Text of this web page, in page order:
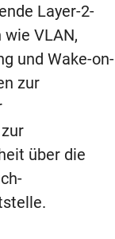
Layer-2-
VLAN,
und Wake-on-
zur
über die